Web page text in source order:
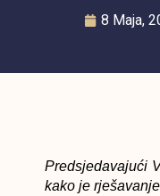
8 Maja,
Predsjedavajući
kako je